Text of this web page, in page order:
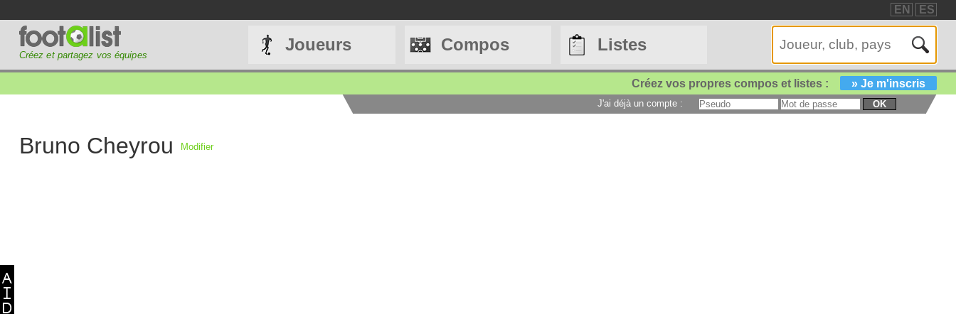
EN ES
Créez et partagez vos équipes
Joueurs Compos Listes
Créez vos propres compos et listes : » Je m'inscris
J'ai déjà un compte : OK
Bruno Cheyrou Modifier